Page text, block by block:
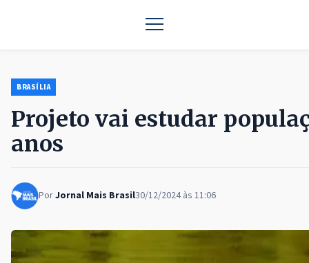
BRASÍLIA
Projeto vai estudar
anos
PorJornal Mais Brasil30/12/2024 às 11:06